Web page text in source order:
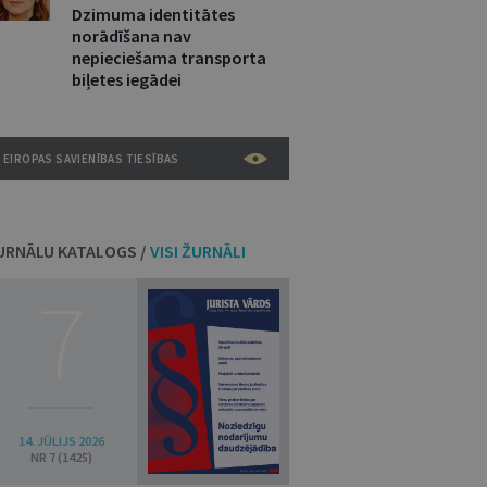
Dzimuma identitātes
norādīšana nav
nepieciešama transporta
biļetes iegādei
EIROPAS SAVIENĪBAS TIESĪBAS
KATALOGS / VISI ŽURNĀLI
14. JŪLIJS 2026
NR 7 (1425)